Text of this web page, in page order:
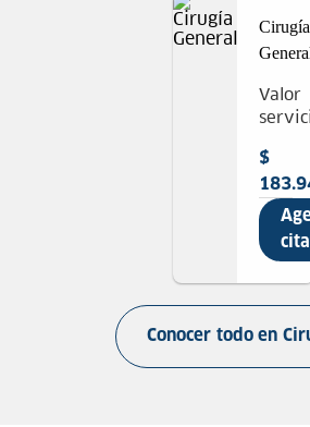
Cirugía
Valor
$
cita
Conocer todo en